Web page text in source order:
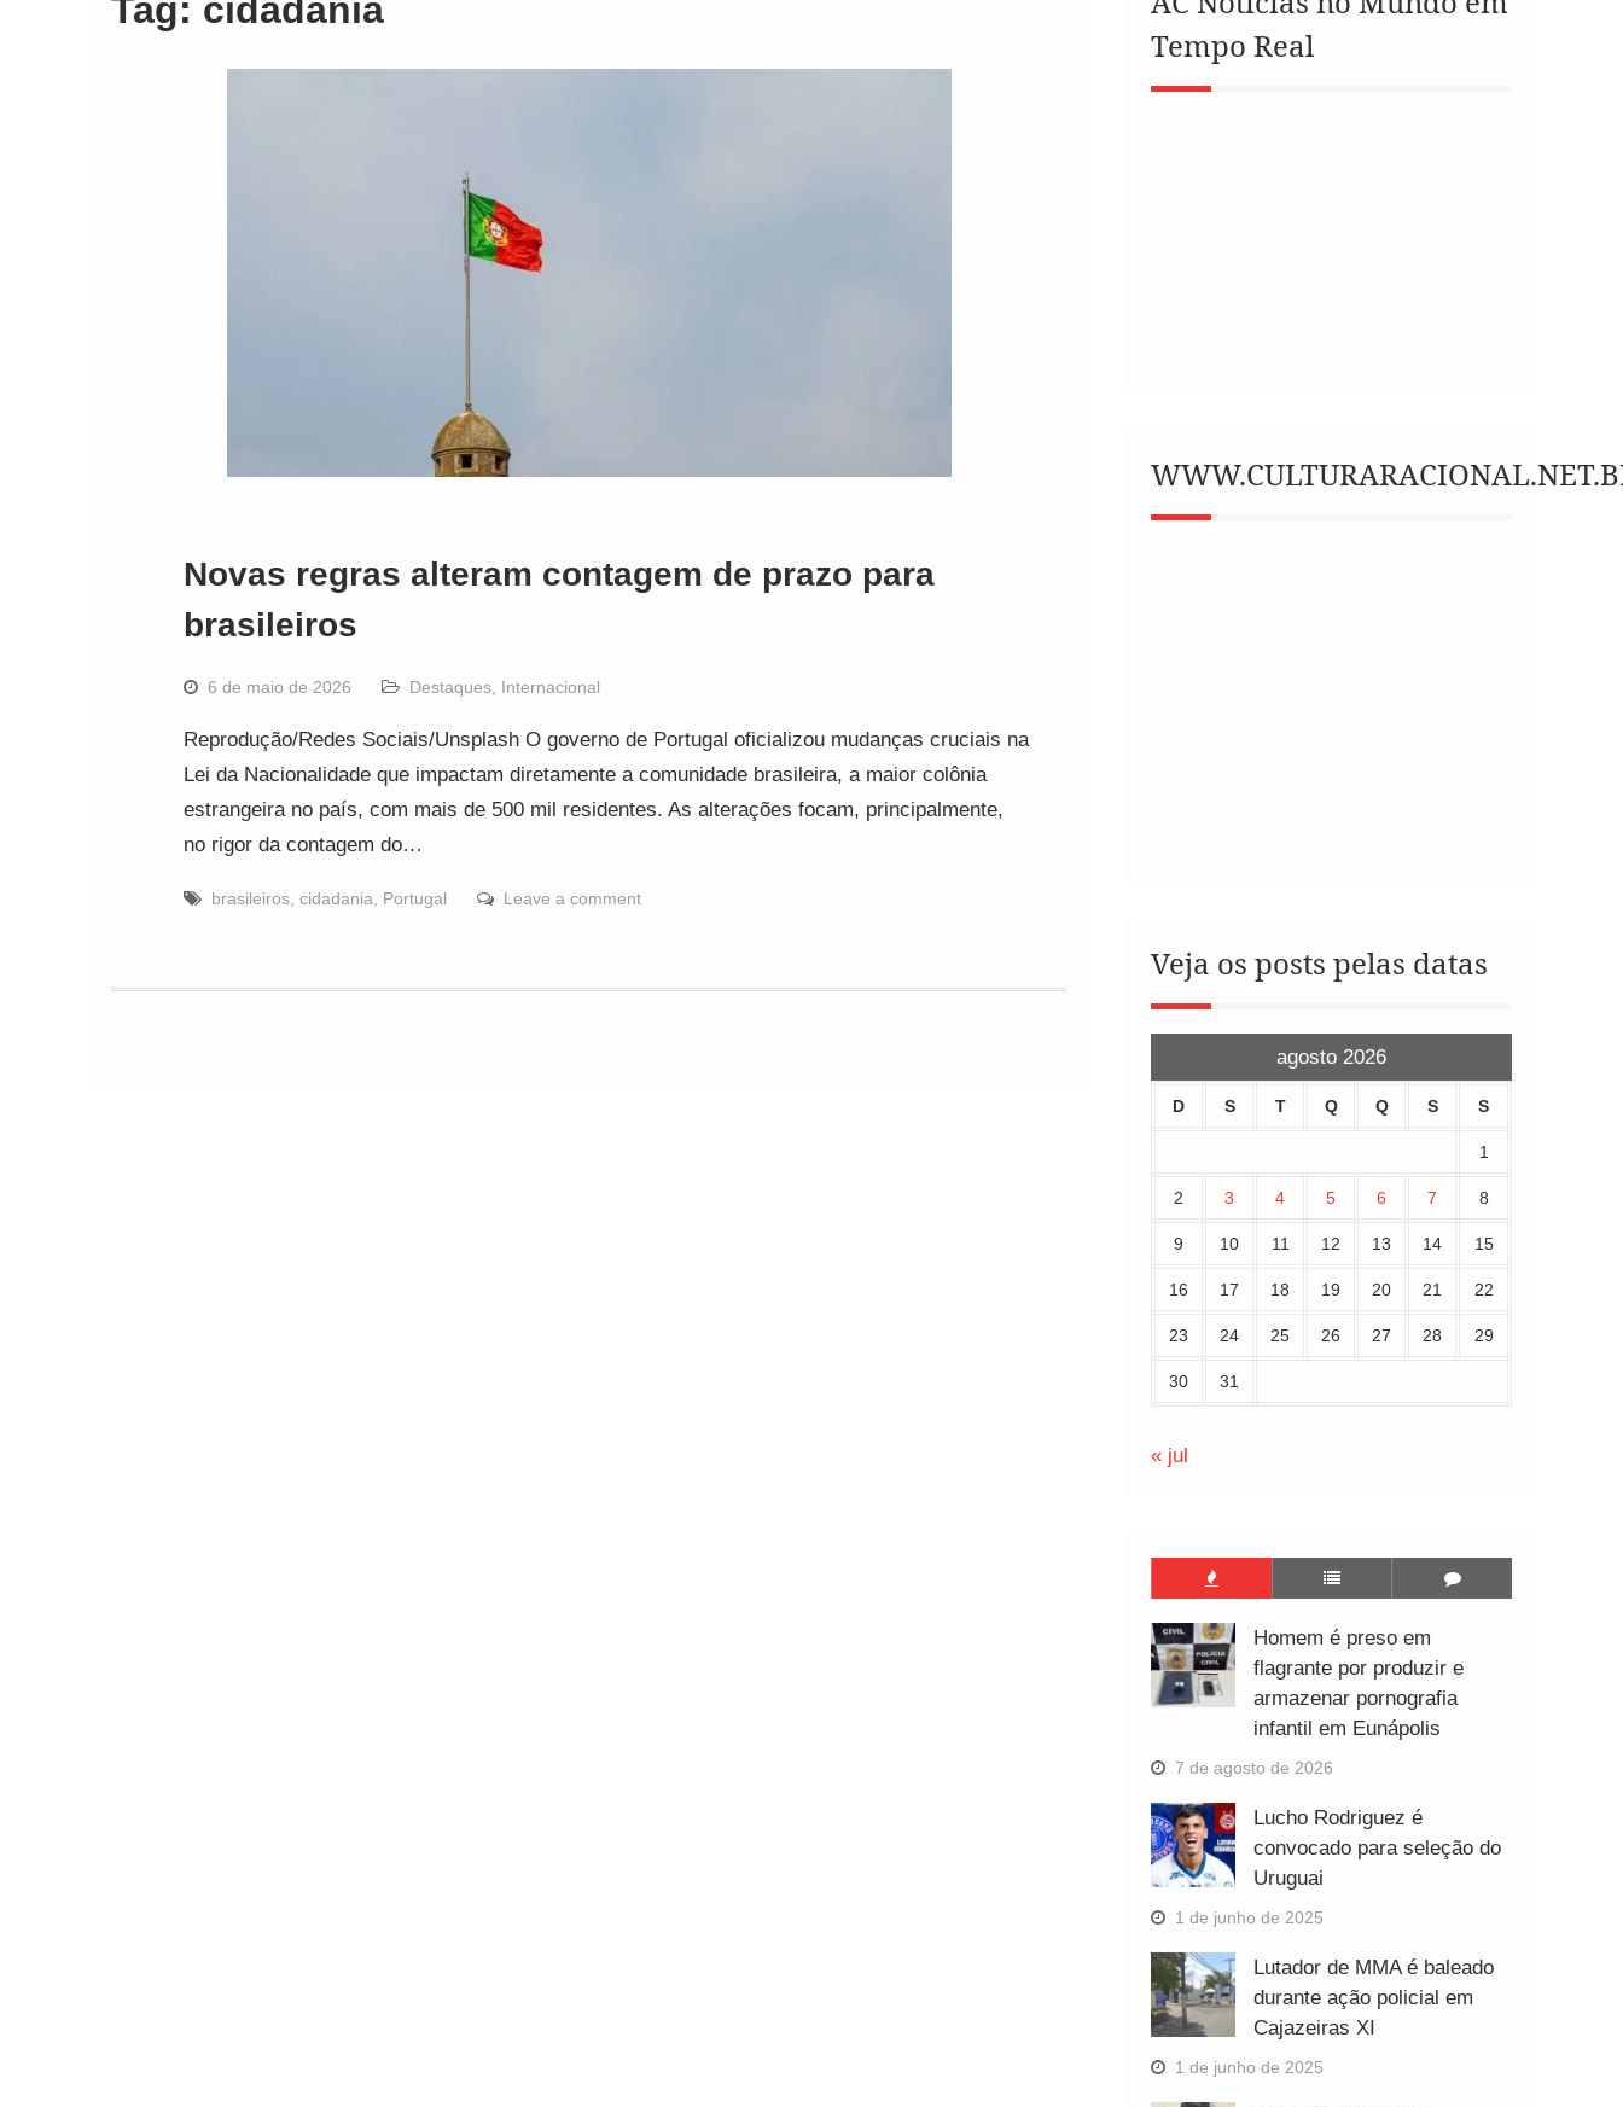
Tag: cidadania
Novas regras alteram contagem de prazo para
brasileiros
6 de maio de 2026 Destaques Internacional
Reprodução/Redes Sociais/Unsplash O governo de Portugal oficializou mudanças cruciais na
Lei da Nacionalidade que impactam diretamente a comunidade brasileira, a maior colônia
estrangeira no país, com mais de 500 mil residentes. As alterações focam, principalmente,
no rigor da contagem do…
brasileiros cidadania Portugal Leave a comment
Tempo Real
Veja os posts pelas datas
agosto 2026
D S T Q Q S S
1
2 3 4 5 6 7 8
9 10 11 12 13 14 15
16 17 18 19 20 21 22
23 24 25 26 27 28 29
30 31
« jul
Homem é preso em
flagrante por produzir e
armazenar pornografia
infantil em Eunápolis
7 de agosto de 2026
Lucho Rodriguez é
convocado para seleção do
Uruguai
1 de junho de 2025
Lutador de MMA é baleado
durante ação policial em
Cajazeiras XI
1 de junho de 2025